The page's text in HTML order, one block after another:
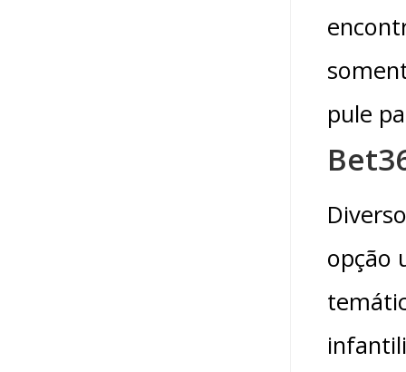
pule
opção